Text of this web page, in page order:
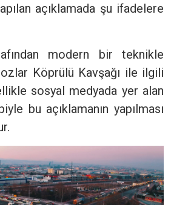
açıklamada şu ifadelere
modern bir teknikle
Köprülü Kavşağı ile ilgili
sosyal medyada yer alan
bu açıklamanın yapılması